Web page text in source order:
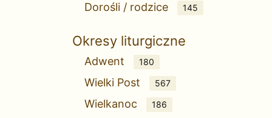
Dorośli / rodzice 145
Okresy liturgiczne
Adwent 180
Wielki Post 567
Wielkanoc 186